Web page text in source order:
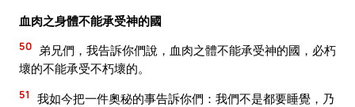
血肉之身體不能承受神的國
50 弟兄們，我告訴你們說，血肉之體不能承受神的國，必朽
壞的不能承受不朽壞的。
51
我如今把一件奧秘的事告訴你們：我們不是都要睡覺，乃